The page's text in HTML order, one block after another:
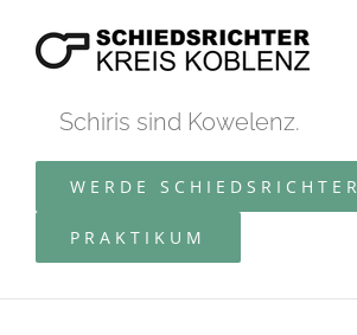
Inhalt
Schiris sind Kowelenz.
WERDE SCHIEDSRICHTER
PRAKTIKUM